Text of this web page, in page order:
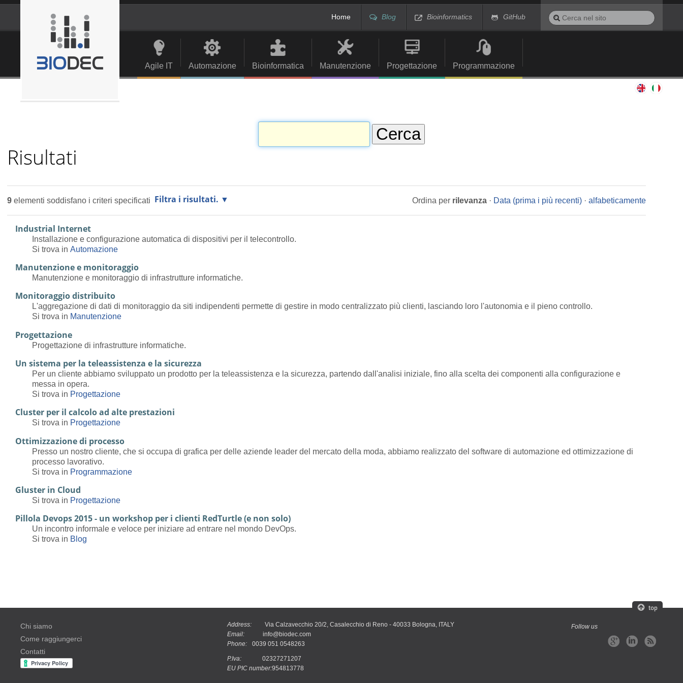
Home Blog Bioinformatics GitHub
Cerca
nel
Ricerca
Agile IT Automazione Bioinformatica Manutenzione Progettazione Programmazione
Risultati
9 elementi soddisfano i criteri specificati Filtra i risultati. Ordina per rilevanza · Data (prima i più recenti) · alfabeticamente
Industrial Internet
Installazione e configurazione automatica di dispositivi per il telecontrollo.
Si trova in Automazione
Manutenzione e monitoraggio
Manutenzione e monitoraggio di infrastrutture informatiche.
Monitoraggio distribuito
L'aggregazione di dati di monitoraggio da siti indipendenti permette di gestire in modo centralizzato più clienti, lasciando loro l'autonomia e il pieno controllo.
Si trova in Manutenzione
Progettazione
Progettazione di infrastrutture informatiche.
Un sistema per la teleassistenza e la sicurezza
Per un cliente abbiamo sviluppato un prodotto per la teleassistenza e la sicurezza, partendo dall'analisi iniziale, fino alla scelta dei componenti alla configurazione e
messa in opera.
Si trova in Progettazione
Cluster per il calcolo ad alte prestazioni
Si trova in Progettazione
Ottimizzazione di processo
Presso un nostro cliente, che si occupa di grafica per delle aziende leader del mercato della moda, abbiamo realizzato del software di automazione ed ottimizzazione di
processo lavorativo.
Si trova in Programmazione
Gluster in Cloud
Si trova in Progettazione
Pillola Devops 2015 - un workshop per i clienti RedTurtle (e non solo)
Un incontro informale e veloce per iniziare ad entrare nel mondo DevOps.
Si trova in Blog
Chi siamo
Come raggiungerci
Contatti
Follow us
Address:
Via Calzavecchio 20/2, Casalecchio di Reno - 40033 Bologna, ITALY
Email:
info@biodec.com
Phone:
0039 051 0548263
P.Iva:
02327271207
EU PIC number:954813778